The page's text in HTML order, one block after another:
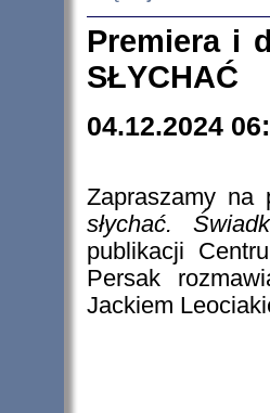
Premiera i
SŁYCHAĆ
04.12.2024
Zapraszamy
słychać.
publikacji
Persak
Jackiem